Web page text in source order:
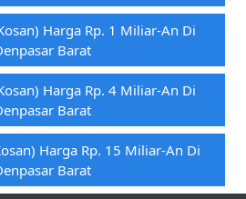
Harga Rp. 1 Miliar-An Di
Barat
Harga Rp. 4 Miliar-An Di
Barat
Harga Rp. 15 Miliar-An Di
Barat